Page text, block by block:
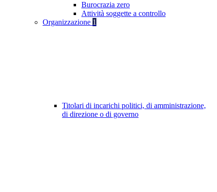
Burocrazia zero
Attività soggette a controllo
Organizzazione 1
Titolari di incarichi politici, di amministrazione,
di direzione o di governo